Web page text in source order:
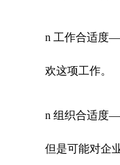
n 工作合适度
欢这项工作。
n 组织合适度
但是可能对企